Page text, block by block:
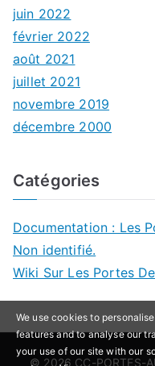
juin 2022
février 2022
août 2021
juillet 2021
novembre 2019
décembre 2000
Catégories
Documentation : Les
Non identifié.
Wiki Sur Les Portes
© 2026 CC-PORTES-
We use cookies to
features and to analyse our
your use of our site with our